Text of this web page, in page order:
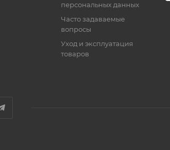
персональных данных
Часто задаваемые
вопросы
Уход и эксплуатация
товаров